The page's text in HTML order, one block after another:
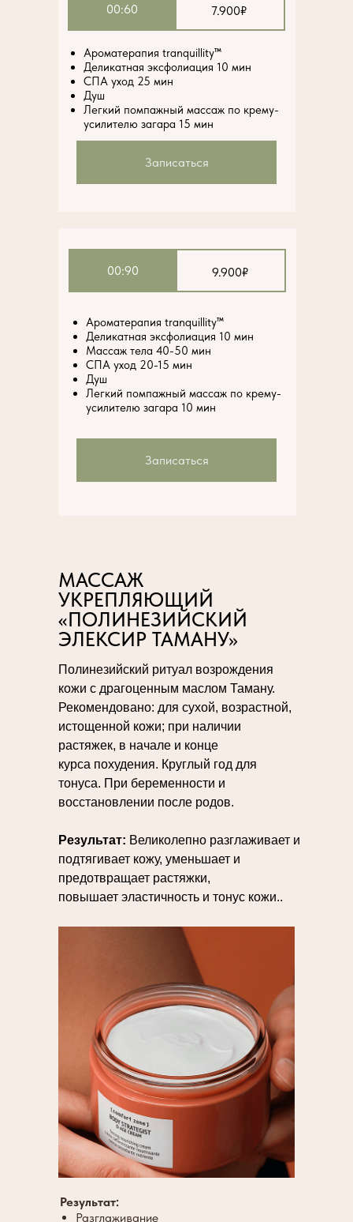
9.900₽
00:90
Ароматерапия tranquillity™
Деликатная эксфолиация 10 мин
Массаж тела 40-50 мин
СПА уход 20-15 мин
Душ
Легкий помпажный массаж по крему-
усилителю загара 10 мин
Записаться
7.900₽
00:60
Ароматерапия tranquillity™
Деликатная эксфолиация 10 мин
СПА уход 25 мин
Душ
Легкий помпажный массаж по крему-
усилителю загара 15 мин
Записаться
МАССАЖ
УКРЕПЛЯЮЩИЙ
«ПОЛИНЕЗИЙСКИЙ
ЭЛЕКСИР ТАМАНУ»
Полинезийский ритуал возрождения
кожи с драгоценным маслом Таману.
Рекомендовано: для сухой, возрастной,
истощенной кожи; при наличии
растяжек, в начале и конце
курса похудения. Круглый год для
тонуса. При беременности и
восстановлении после родов.
Результат: Великолепно разглаживает и
подтягивает кожу, уменьшает и
предотвращает растяжки,
повышает эластичность и тонус кожи..
Результат:
Разглаживание